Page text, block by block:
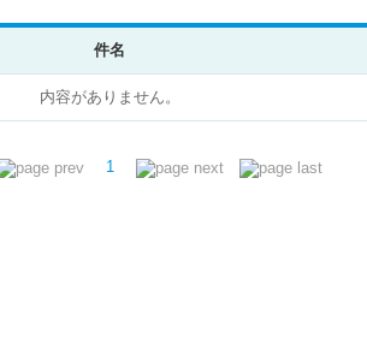
件名
内容がありません。
1